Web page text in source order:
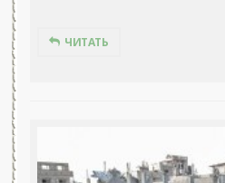
ЧИТАТЬ